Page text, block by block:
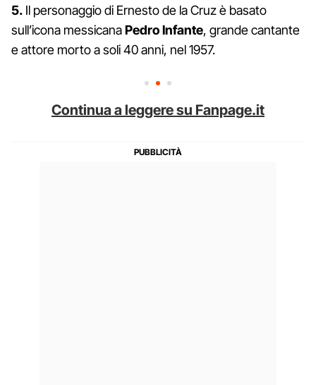
5. Il personaggio di Ernesto de la Cruz è basato
sull’icona messicanaPedro Infante, grande cantante
e attore morto a soli 40 anni, nel 1957.
Continua a leggere su Fanpage.it